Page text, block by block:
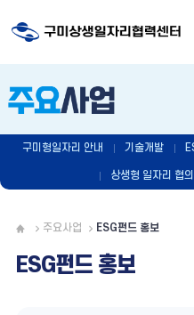
구미형일자리 안내 기술개발
상생형 일자리 협의
주요사업 ESG펀드 홍보
ESG펀드 홍보